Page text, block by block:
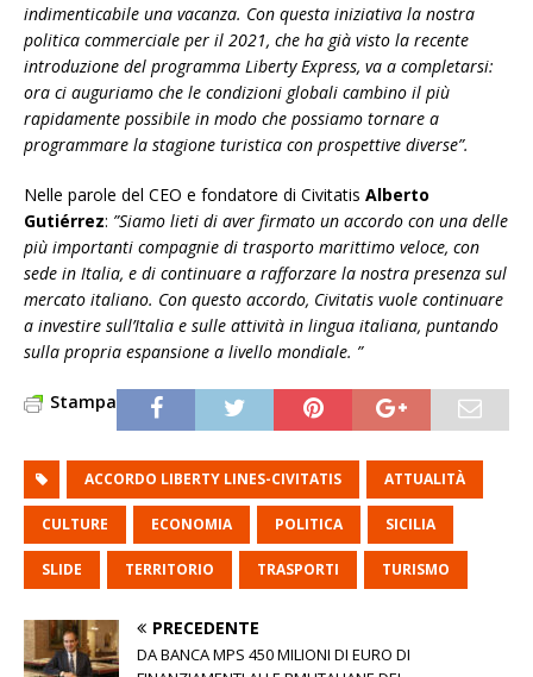
indimenticabile una vacanza. Con questa iniziativa la nostra
politica commerciale per il 2021, che ha già visto la recente
introduzione del programma Liberty Express, va a completarsi:
ora ci auguriamo che le condizioni globali cambino il più
rapidamente possibile in modo che possiamo tornare a
programmare la stagione turistica con prospettive diverse”.
Nelle parole del CEO e fondatore di Civitatis Alberto
Gutiérrez: ”Siamo lieti di aver firmato un accordo con una delle
più importanti compagnie di trasporto marittimo veloce, con
sede in Italia, e di continuare a rafforzare la nostra presenza sul
mercato italiano. Con questo accordo, Civitatis vuole continuare
a investire sull’Italia e sulle attività in lingua italiana, puntando
sulla propria espansione a livello mondiale. ”
Stampa
ACCORDO LIBERTY LINES-CIVITATIS ATTUALITÀ
CULTURE ECONOMIA POLITICA SICILIA
SLIDE TERRITORIO TRASPORTI TURISMO
PRECEDENTE
DA BANCA MPS 450 MILIONI DI EURO DI